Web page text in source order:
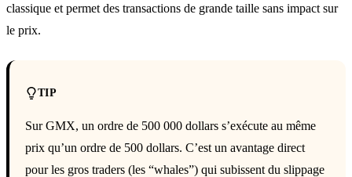
classique et permet des transactions de grande taille sans impact sur
le prix.
TIP
Sur GMX, un ordre de 500 000 dollars s’exécute au même
prix qu’un ordre de 500 dollars. C’est un avantage direct
pour les gros traders (les “whales”) qui subissent du slippage